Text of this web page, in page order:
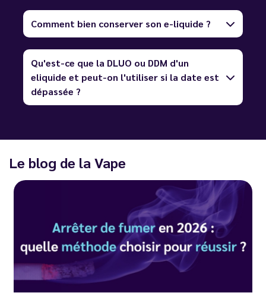
Comment bien conserver son e-liquide ?
Qu'est-ce que la DLUO ou DDM d'un
eliquide et peut-on l'utiliser si la date est
dépassée ?
Le blog de la Vape